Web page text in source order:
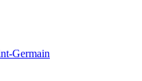
Germain